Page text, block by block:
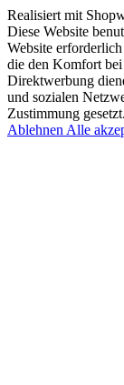
Realisiert mit
Diese Website
Website
die den Komfort bei
Direktwerbung
und sozialen
Zustimmung gesetzt.
Ablehnen Alle